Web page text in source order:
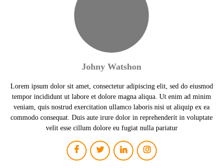
Johny Watshon
Lorem ipsum dolor sit amet, consectetur adipiscing elit, sed do eiusmod
tempor incididunt ut labore et dolore magna aliqua. Ut enim ad minim
veniam, quis nostrud exercitation ullamco laboris nisi ut aliquip ex ea
commodo consequat. Duis aute irure dolor in reprehenderit in voluptate
velit esse cillum dolore eu fugiat nulla pariatur